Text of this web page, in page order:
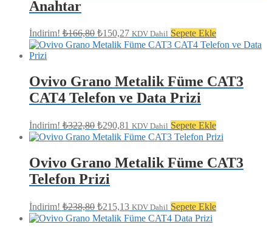
Anahtar
İndirim! ₺166,80 Orijinal
fiyat:
₺150,27Şu
andaki
fiyat:
KDV Dahil Sepete Ekle
Ovivo Grano Metalik Füme CAT3
CAT4 Telefon ve Data Prizi
İndirim! ₺322,80 Orijinal
fiyat:
₺290,81 Şu
andaki
fiyat:
₺290,81.
KDV Dahil Sepete Ekle
Ovivo Grano Metalik Füme CAT3
Telefon Prizi
İndirim! ₺238,80 Orijinal
fiyat:
₺215,13 Şu
andaki
fiyat:
KDV Dahil Sepete Ekle